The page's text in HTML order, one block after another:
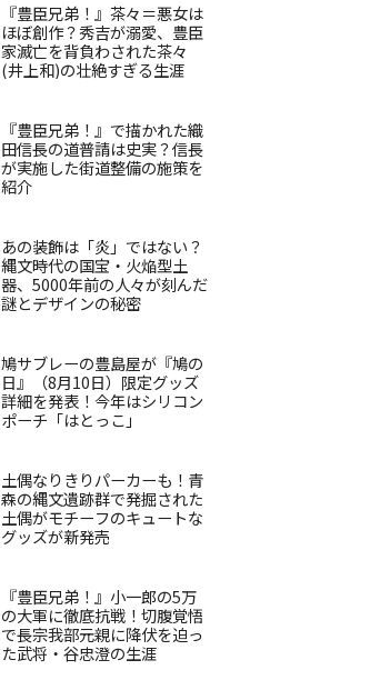
『豊臣兄弟！』茶々＝悪女は
ほぼ創作？秀吉が溺愛、豊臣
家滅亡を背負わされた茶々
(井上和)の壮絶すぎる生涯
『豊臣兄弟！』で描かれた織
田信長の道普請は史実？信長
が実施した街道整備の施策を
紹介
あの装飾は「炎」ではない？
縄文時代の国宝・火焔型土
器、5000年前の人々が刻んだ
謎とデザインの秘密
鳩サブレーの豊島屋が『鳩の
日』（8月10日）限定グッズ
詳細を発表！今年はシリコン
ポーチ「はとっこ」
土偶なりきりパーカーも！青
森の縄文遺跡群で発掘された
土偶がモチーフのキュートな
グッズが新発売
『豊臣兄弟！』小一郎の5万
の大軍に徹底抗戦！切腹覚悟
で長宗我部元親に降伏を迫っ
た武将・谷忠澄の生涯